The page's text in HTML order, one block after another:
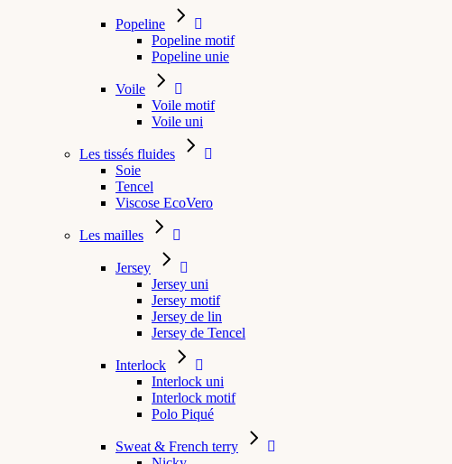
Popeline
Popeline motif
Popeline unie
Voile
Voile motif
Voile uni
Les tissés fluides
Soie
Tencel
Viscose EcoVero
Les mailles
Jersey
Jersey uni
Jersey motif
Jersey de lin
Jersey de Tencel
Interlock
Interlock uni
Interlock motif
Polo Piqué
Sweat & French terry